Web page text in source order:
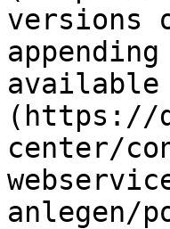
versions
available
(https://
center/
anlegen/